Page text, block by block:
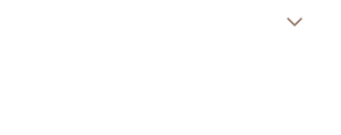
nettoyée et sèche. A l'aide d'un coton